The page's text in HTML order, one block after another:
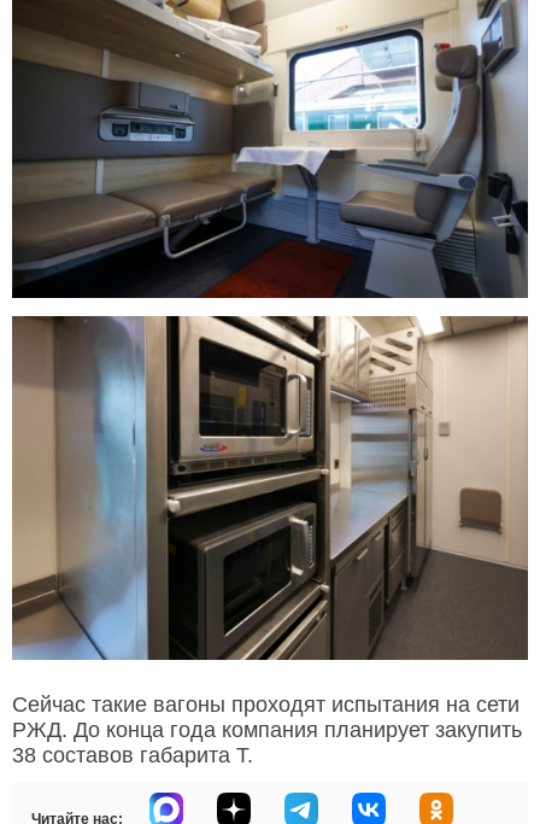
Сейчас такие вагоны проходят испытания на сети
РЖД. До конца года компания планирует закупить
38 составов габарита Т.
Читайте нас: